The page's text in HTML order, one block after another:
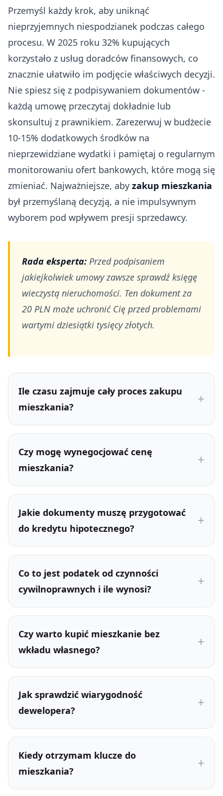
Przemyśl każdy krok, aby uniknąć
nieprzyjemnych niespodzianek podczas całego
procesu. W 2025 roku 32% kupujących
korzystało z usług doradców finansowych, co
znacznie ułatwiło im podjęcie właściwych decyzji.
Nie spiesz się z podpisywaniem dokumentów -
każdą umowę przeczytaj dokładnie lub
skonsultuj z prawnikiem. Zarezerwuj w budżecie
10-15% dodatkowych środków na
nieprzewidziane wydatki i pamiętaj o regularnym
monitorowaniu ofert bankowych, które mogą się
zmieniać. Najważniejsze, aby zakup mieszkania
był przemyślaną decyzją, a nie impulsywnym
wyborem pod wpływem presji sprzedawcy.
Rada eksperta: Przed podpisaniem
jakiejkolwiek umowy zawsze sprawdź księgę
wieczystą nieruchomości. Ten dokument za
20 PLN może uchronić Cię przed problemami
wartymi dziesiątki tysięcy złotych.
Ile czasu zajmuje cały proces zakupu
mieszkania?
Czy mogę wynegocjować cenę
mieszkania?
Jakie dokumenty muszę przygotować
do kredytu hipotecznego?
Co to jest podatek od czynności
cywilnoprawnych i ile wynosi?
Czy warto kupić mieszkanie bez
wkładu własnego?
Jak sprawdzić wiarygodność
dewelopera?
Kiedy otrzymam klucze do
mieszkania?